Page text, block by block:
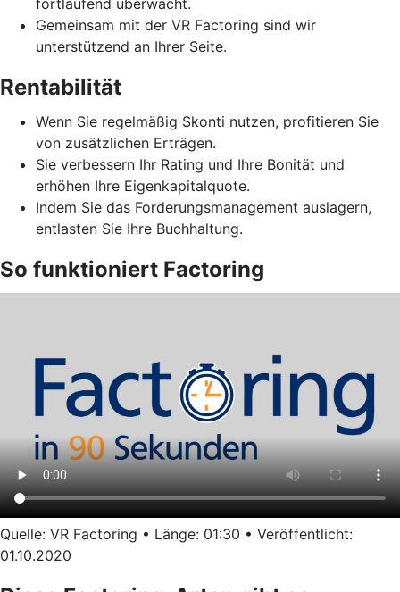
fortlaufend überwacht.
Gemeinsam mit der VR Factoring sind wir
unterstützend an Ihrer Seite.
Rentabilität
Wenn Sie regelmäßig Skonti nutzen, profitieren Sie
von zusätzlichen Erträgen.
Sie verbessern Ihr Rating und Ihre Bonität und
erhöhen Ihre Eigenkapitalquote.
Indem Sie das Forderungsmanagement auslagern,
entlasten Sie Ihre Buchhaltung.
So funktioniert Factoring
Quelle: VR Factoring • Länge: 01:30 • Veröffentlicht:
01.10.2020